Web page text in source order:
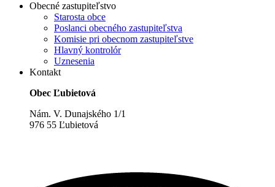
Obecné zastupiteľstvo
Starosta obce
Poslanci obecného zastupiteľstva
Komisie pri obecnom zastupiteľstve
Hlavný kontrolór
Uznesenia
Kontakt
Obec Ľubietová
Nám. V. Dunajského 1/1
976 55 Ľubietová